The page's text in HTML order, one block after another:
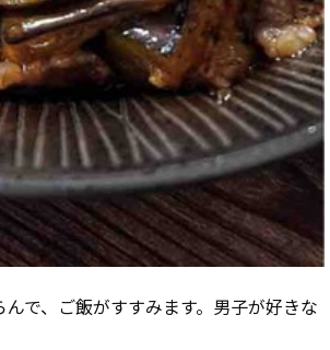
で、ご飯がすすみます。男子が好きな